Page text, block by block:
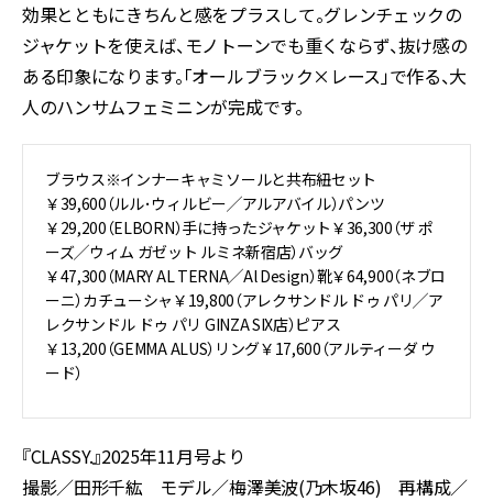
効果とともにきちんと感をプラスして。グレンチェックの
ジャケットを使えば、モノトーンでも重くならず、抜け感の
ある印象になります。「オールブラック×レース」で作る、大
人のハンサムフェミニンが完成です。
ブラウス※インナーキャミソールと共布紐セット
￥39,600（ルル･ウィルビー╱アルアバイル）パンツ
￥29,200（ELBORN）手に持ったジャケット￥36,300（ザ ポ
ーズ╱ウィム ガゼット ルミネ新宿店）バッグ
￥47,300（MARY AL TERNA╱Al Design）靴￥64,900（ネブロ
ーニ）カチューシャ￥19,800（アレクサンドル ドゥ パリ╱ア
レクサンドル ドゥ パリ GINZA SIX店）ピアス
￥13,200（GEMMA ALUS）リング￥17,600（アルティーダ ウ
ード）
『CLASSY.』2025年11月号より
撮影／田形千紘 モデル／梅澤美波(乃木坂46) 再構成／